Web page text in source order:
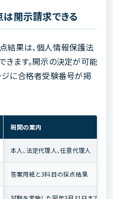
開示請求できる
結果は、個人情報保護法
きます。開示の決定が可能
ジに合格者受験番号が掲
税関の案内
本人、法定代理人、任意代理人
答案用紙と3科目の採点結果